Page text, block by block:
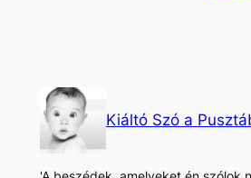
Kiáltó Szó a